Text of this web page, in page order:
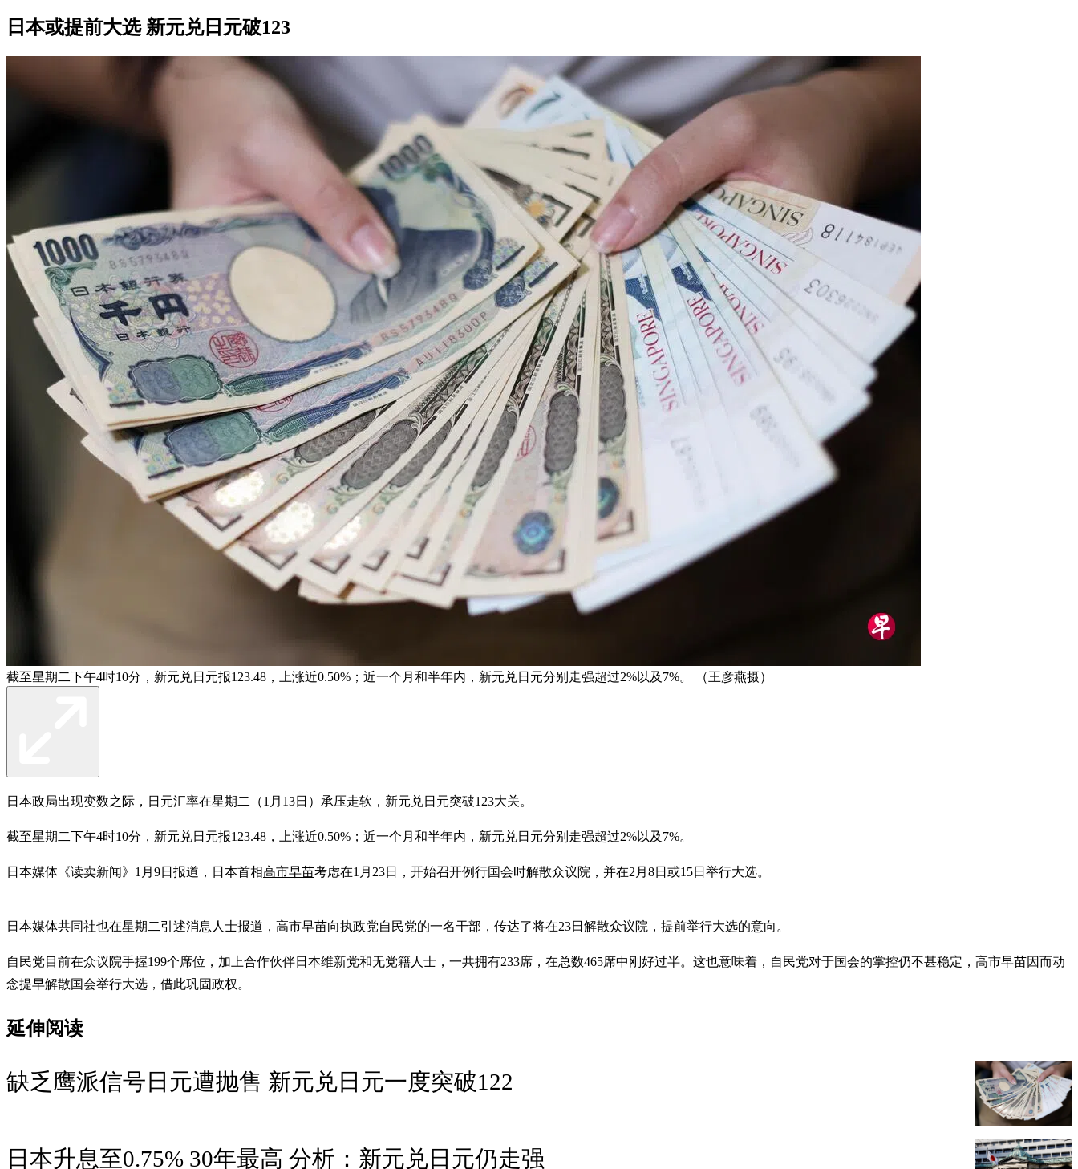
日本或提前大选 新元兑日元破123
截至星期二下午4时10分，新元兑日元报123.48，上涨近0.50%；近一个月和半年内，新元兑日元分别走强超过2%以及7%。 （王彦燕摄）
日本政局出现变数之际，日元汇率在星期二（1月13日）承压走软，新元兑日元突破123大关。
截至星期二下午4时10分，新元兑日元报123.48，上涨近0.50%；近一个月和半年内，新元兑日元分别走强超过2%以及7%。
日本媒体《读卖新闻》1月9日报道，日本首相高市早苗考虑在1月23日，开始召开例行国会时解散众议院，并在2月8日或15日举行大选。
日本媒体共同社也在星期二引述消息人士报道，高市早苗向执政党自民党的一名干部，传达了将在23日 解散众议院 ，提前举行大选的意向。
自民党目前在众议院手握199个席位，加上合作伙伴日本维新党和无党籍人士，一共拥有233席，在总数465席中刚好过半。这也意味着，自民党对于国会的掌控仍不甚稳定，高市早苗因而动
念提早解散国会举行大选，借此巩固政权。
延伸阅读
缺乏鹰派信号日元遭抛售 新元兑日元一度突破122
日本升息至0.75% 30年最高 分析：新元兑日元仍走强